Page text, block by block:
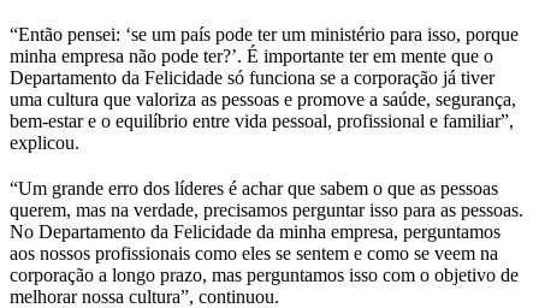
“Então pensei: ‘se um país pode ter um ministério para isso, porque
minha empresa não pode ter?’. É importante ter em mente que o
Departamento da Felicidade só funciona se a corporação já tiver
uma cultura que valoriza as pessoas e promove a saúde, segurança,
bem-estar e o equilíbrio entre vida pessoal, profissional e familiar”,
explicou.
“Um grande erro dos líderes é achar que sabem o que as pessoas
querem, mas na verdade, precisamos perguntar isso para as pessoas.
No Departamento da Felicidade da minha empresa, perguntamos
aos nossos profissionais como eles se sentem e como se veem na
corporação a longo prazo, mas perguntamos isso com o objetivo de
melhorar nossa cultura”, continuou.